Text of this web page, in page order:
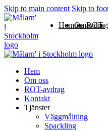
Skip to main content Skip to
HemOm oss ROT-avdrag
Hem
Om oss
ROT-avdrag
Kontakt
Tjänster
Väggmålning
Spackling